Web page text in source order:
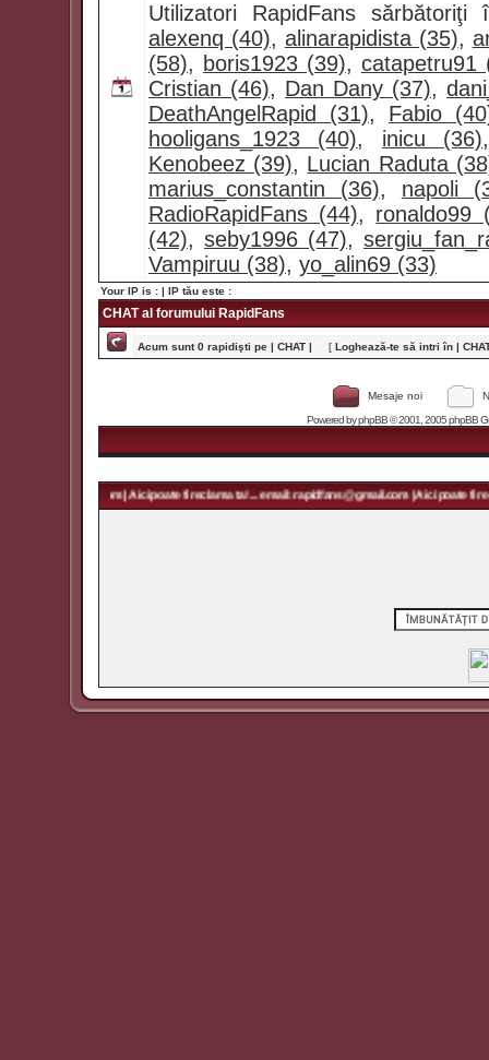
Utilizatori RapidFans
alexenq (40), alinarapidista (35),
(58), boris1923 (39), catapetru91
Cristian (46), Dan Dany (37),
DeathAngelRapid (31), Fabio
hooligans_1923 (40), inicu (36)
Kenobeez (39), Lucian Raduta
marius_constantin (36), napoli
RadioRapidFans (44), ronaldo99
(42), seby1996 (47),
Vampiruu (38), yo_alin69 (33)
Your IP is : | IP tău este :
CHAT al forumului RapidFans
Acum sunt 0 rapidişti pe | CHAT | [ Loghează-te să intri în |
Mesaje noi
Powered byphpBB© 2001, 2005 phpBB
| Aici poate fi reclama ta! ... email: rapidfans@gmail.com | Aici poate fi